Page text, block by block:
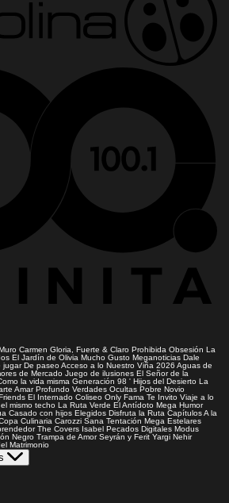
Carmen Gloria, Fuerte & Claro Prohibida Obsesión La
El Jardín de Olivia Mucho Gusto Meganoticias Dale
jugar De paseoAcceso a lo Nuestro Viña 2026 Aguas de
de Mercado Juego de ilusiones El Señor de la
la vida misma Generación 98 ' Hijos del Desierto La
Amar Profundo Verdades Ocultas Pobre Novio
El Internado Coliseo Only Fama Te Invito Viaje a lo
mismo techo La Ruta Verde El Antídoto Mega Humor
Casado con hijos Elegidos Disfruta la Ruta CapítulosA la
Culinaria Carozzi Sana Tentación Mega Estelares
The Covers Isabel Pecados Digitales Modus
Negro Trampa de Amor Seyrán y Ferit Yargi Nehir
Matrimonio